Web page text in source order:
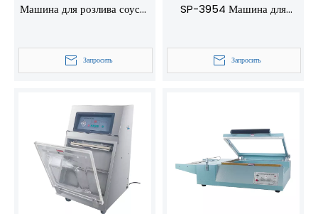
Машина для розлива соусов
система смешивания с
уплотнением, высокоточная
Запросить
SP-3954 Машина для
аппаратных средств -
нагревательная пленка и
Запросить